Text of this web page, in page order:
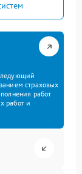
страховых
работ
работ и